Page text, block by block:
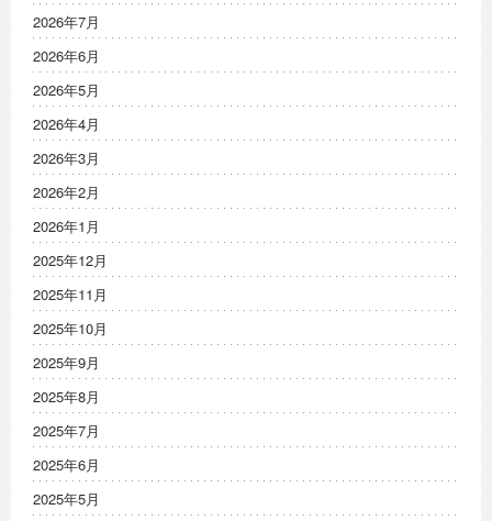
2026年7月
2026年6月
2026年5月
2026年4月
2026年3月
2026年2月
2026年1月
2025年12月
2025年11月
2025年10月
2025年9月
2025年8月
2025年7月
2025年6月
2025年5月